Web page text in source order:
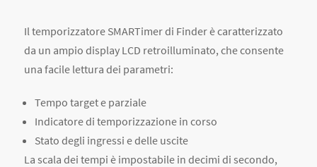
Il temporizzatore SMARTimer di Finder è caratterizzato
da un ampio display LCD retroilluminato, che consente
una facile lettura dei parametri:
Tempo target e parziale
Indicatore di temporizzazione in corso
Stato degli ingressi e delle uscite
La scala dei tempi è impostabile in decimi di secondo,